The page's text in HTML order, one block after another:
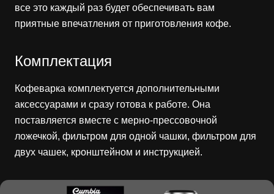
все это каждый раз будет обеспечивать вам
приятные впечатления от приготовления кофе.
Комплектация
Кофеварка комплектуется дополнительными
аксессуарами и сразу готова к работе. Она
поставляется вместе с мерно-прессовочной
ложечкой, фильтром для одной чашки, фильтром для
двух чашек, кронштейном и инструкцией.